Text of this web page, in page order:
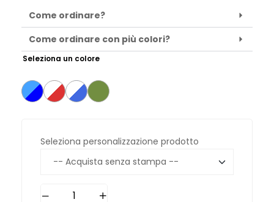
Come ordinare?
Come ordinare con più colori?
Seleziona un colore
Seleziona personalizzazione prodotto